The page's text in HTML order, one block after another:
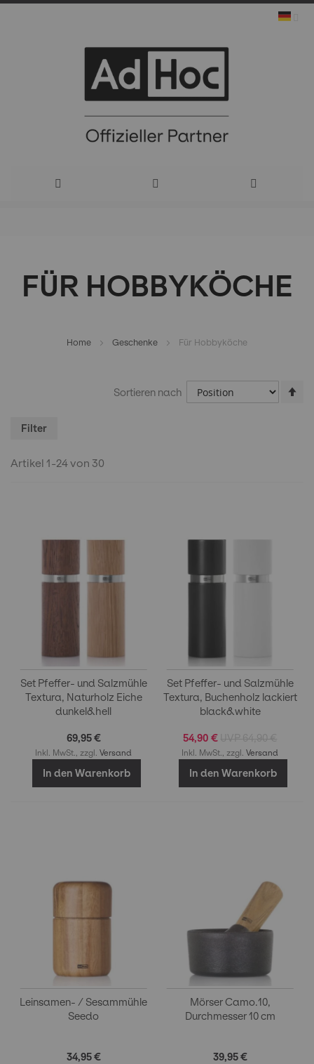
Inhalt
FÜR HOBBYKÖCHE
Home Geschenke Für Hobbyköche
Artikel 1-24von 30
Sortieren nach
Set Pfeffer- und Salzmühle
Textura, Naturholz Eiche
dunkel&hell
69,95 €
Inkl. MwSt., zzgl.Versand
In den Warenkorb
Set Pfeffer- und Salzmühle
Textura, Buchenholz lackiert
black&white
54,90 €
Inkl. MwSt., zzgl.Versand
In den Warenkorb
Leinsamen- / Sesammühle
Seedo
34,95 €
Mörser Camo.10,
Durchmesser 10 cm
39,95 €
Filter